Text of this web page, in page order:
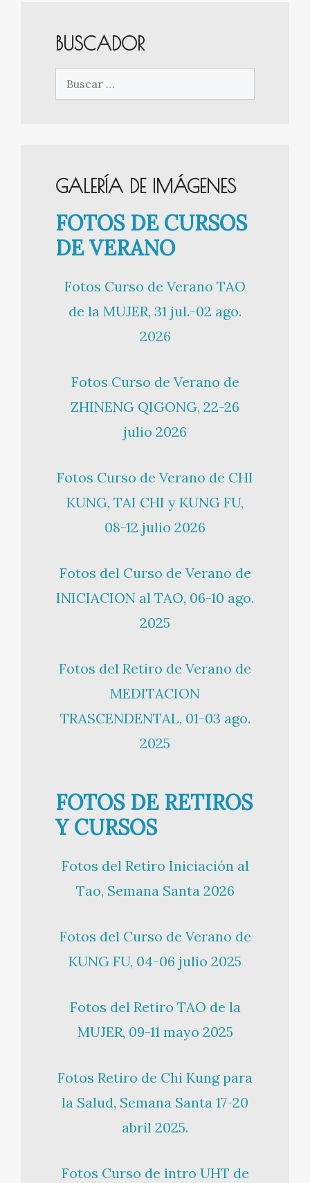
BUSCADOR
GALERÍA DE IMÁGENES
FOTOS DE CURSOS
DE VERANO
Fotos Curso de Verano TAO
de la MUJER, 31 jul.-02 ago.
2026
Fotos Curso de Verano de
ZHINENG QIGONG, 22-26
julio 2026
Fotos Curso de Verano de CHI
KUNG, TAI CHI y KUNG FU,
08-12 julio 2026
Fotos del Curso de Verano de
INICIACION al TAO, 06-10 ago.
2025
Fotos del Retiro de Verano de
MEDITACION
TRASCENDENTAL, 01-03 ago.
2025
FOTOS DE RETIROS
Y CURSOS
Fotos del Retiro Iniciación al
Tao, Semana Santa 2026
Fotos del Curso de Verano de
KUNG FU, 04-06 julio 2025
Fotos del Retiro TAO de la
MUJER, 09-11 mayo 2025
Fotos Retiro de Chi Kung para
la Salud, Semana Santa 17-20
abril 2025.
Fotos Curso de intro UHT de